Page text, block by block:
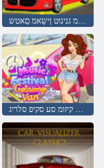
ןריציפידָאמ גנינוט ןישַאמ םַאטש